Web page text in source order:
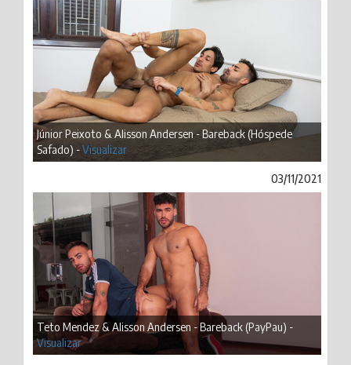
Júnior Peixoto & Alisson Andersen - Bareback (Hóspede
Safado) -Visualizar
03/11/2021
Teto Mendez & Alisson Andersen - Bareback (PayPau) -
Visualizar